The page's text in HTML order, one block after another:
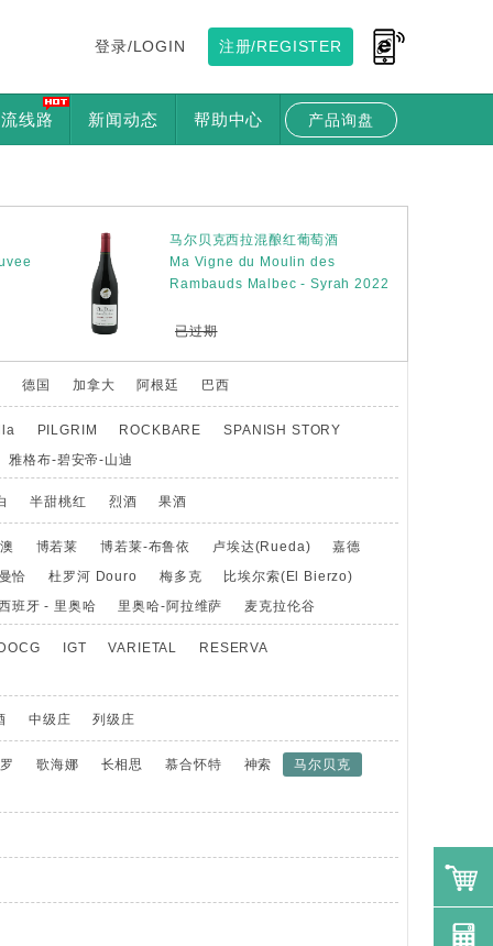
注册/REGISTER
登录/LOGIN
产品询盘
线路 新闻动态 帮助中心
马尔贝克西拉混酿红葡萄酒
Ma Vigne du Moulin des
Rambauds Malbec - Syrah 2022
已过期
德国 加拿大 阿根廷 巴西
PILGRIM ROCKBARE
SPANISH STORY
雅格布-碧安帝-山迪
半甜桃红 烈酒 果酒
博若莱 博若莱-布鲁依 卢埃达(Rueda)
嘉德
恰 杜罗河 Douro 梅多克
比埃尔索(El Bierzo)
班牙 - 里奥哈 里奥哈-阿拉维萨 麦克拉伦谷
DOCG IGT VARIETAL
RESERVA
中级庄 列级庄
歌海娜 长相思 慕合怀特 神索
马尔贝克
购物车